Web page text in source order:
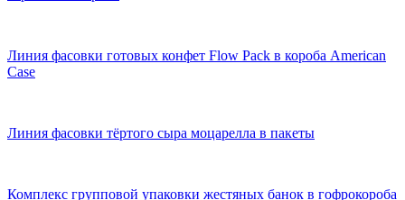
Линия фасовки готовых конфет Flow Pack в короба American
Case
Линия фасовки тёртого сыра моцарелла в пакеты
Комплекс групповой упаковки жестяных банок в гофрокороба